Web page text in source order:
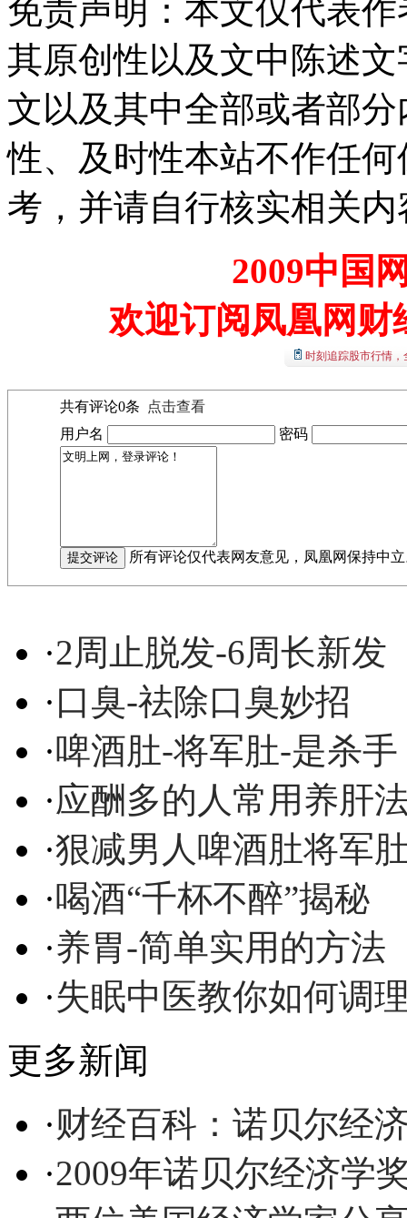
免责声明：本文仅代表
其原创性以及文中陈述
文以及其中全部或者部
性、及时性本站不作任
考，并请自行核实相关内
2009中国
欢迎订阅凤凰网财
时刻追踪股市行情
共有评论0条
点击查看
用户名
密码
所有评论仅代表网友意见，凤凰网保持中
·2周止脱发-6周长新发
·口臭-祛除口臭妙招
·啤酒肚-将军肚-是杀手
·应酬多的人常用养肝
·狠减男人啤酒肚将军
·喝酒“千杯不醉”揭秘
·养胃-简单实用的方法
·失眠中医教你如何调
更多新闻
·财经百科：诺贝尔经
·2009年诺贝尔经济学